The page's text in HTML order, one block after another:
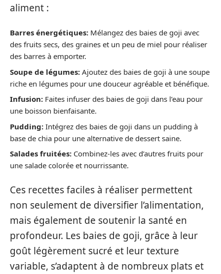
aliment :
Barres énergétiques: Mélangez des baies de goji avec
des fruits secs, des graines et un peu de miel pour réaliser
des barres à emporter.
Soupe de légumes: Ajoutez des baies de goji à une soupe
riche en légumes pour une douceur agréable et bénéfique.
Infusion: Faites infuser des baies de goji dans l’eau pour
une boisson bienfaisante.
Pudding: Intégrez des baies de goji dans un pudding à
base de chia pour une alternative de dessert saine.
Salades fruitées: Combinez-les avec d’autres fruits pour
une salade colorée et nourrissante.
Ces recettes faciles à réaliser permettent
non seulement de diversifier l’alimentation,
mais également de soutenir la santé en
profondeur. Les baies de goji, grâce à leur
goût légèrement sucré et leur texture
variable, s’adaptent à de nombreux plats et